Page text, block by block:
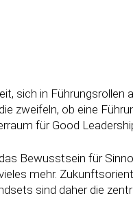
sich in Führungsrollen
zweifeln, ob eine
für Good
Bewusstsein für
mehr.
sind daher die